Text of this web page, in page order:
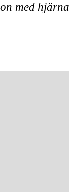
med